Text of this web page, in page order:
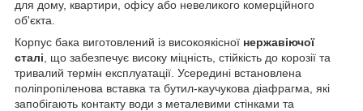
для дому, квартири, офісу або невеликого комерційного
об'єкта.
Корпус бака виготовлений із високоякісної нержавіючої
сталі , що забезпечує високу міцність, стійкість до корозії та
тривалий термін експлуатації. Усередині встановлена
поліпропіленова вставка та бутил-каучукова діафрагма, які
запобігають контакту води з металевими стінками та